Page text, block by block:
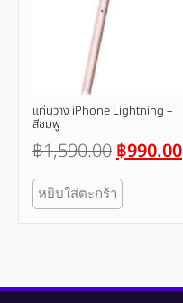
แท่นวาง iPhone Lightning –
สีชมพู
฿1,590.00฿990.00
หยิบใส่ตะกร้า